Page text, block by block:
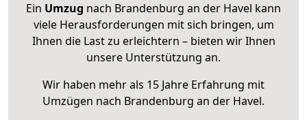
Ein Umzug nach Brandenburg an der Havel kann
viele Herausforderungen mit sich bringen, um
Ihnen die Last zu erleichtern – bieten wir Ihnen
unsere Unterstützung an.
Wir haben mehr als 15 Jahre Erfahrung mit
Umzügen nach Brandenburg an der Havel.